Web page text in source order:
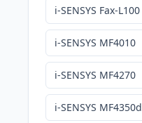
i-SENSYS Fax-L100
i-SENSYS MF4010
i-SENSYS MF4270
i-SENSYS MF4350d